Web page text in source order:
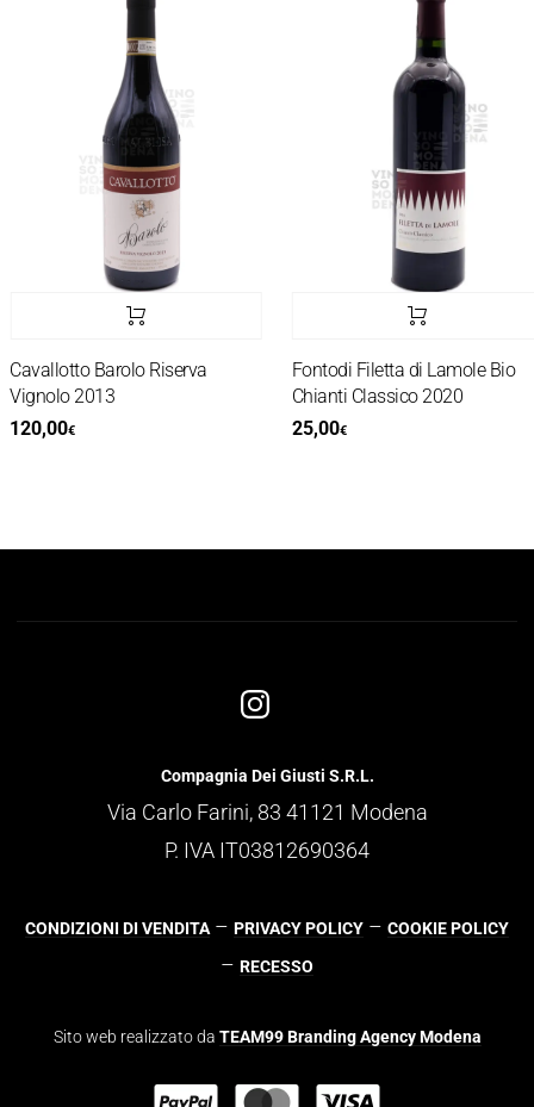
Barolo Riserva
2013
€
Fontodi Filetta di Lamole Bio
Chianti Classico 2020
25,00€
Compagnia Dei Giusti S.R.L.
Via Carlo Farini, 83 41121 Modena
P. IVA IT03812690364
CONDIZIONI DI VENDITA – PRIVACY POLICY – COOKIE POLICY
– RECESSO
Sito web realizzato da TEAM99 Branding Agency Modena